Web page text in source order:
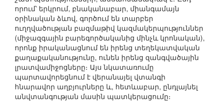
որում՝ երկրում, բնականաբար, միանգամայն
օրինական ձևով, գործում են տարբեր
ուղղվածության բազմաթիվ կազմակերպություններ
(միջազգային բարեգործականից մինչև կրոնական),
որոնք իրականացնում են իրենց տեղեկատվական
քաղաքականությունը, ունեն իրենց զանգվածային
լրատվամիջոցները։ Այս նկատառումը
պարտավորեցնում է վերանայել վտանգի
հնարավոր աղբյուրները և, հետևաբար, ընդլայնել
անվտանգության մասին պատկերացումը։